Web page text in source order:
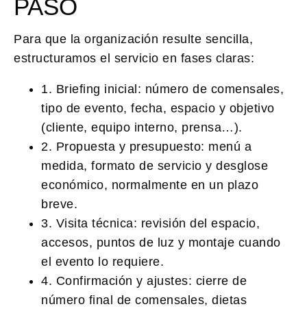
PASO
Para que la organización resulte sencilla,
estructuramos el servicio en fases claras:
1. Briefing inicial: número de comensales,
tipo de evento, fecha, espacio y objetivo
(cliente, equipo interno, prensa…).
2. Propuesta y presupuesto: menú a
medida, formato de servicio y desglose
económico, normalmente en un plazo
breve.
3. Visita técnica: revisión del espacio,
accesos, puntos de luz y montaje cuando
el evento lo requiere.
4. Confirmación y ajustes: cierre de
número final de comensales, dietas